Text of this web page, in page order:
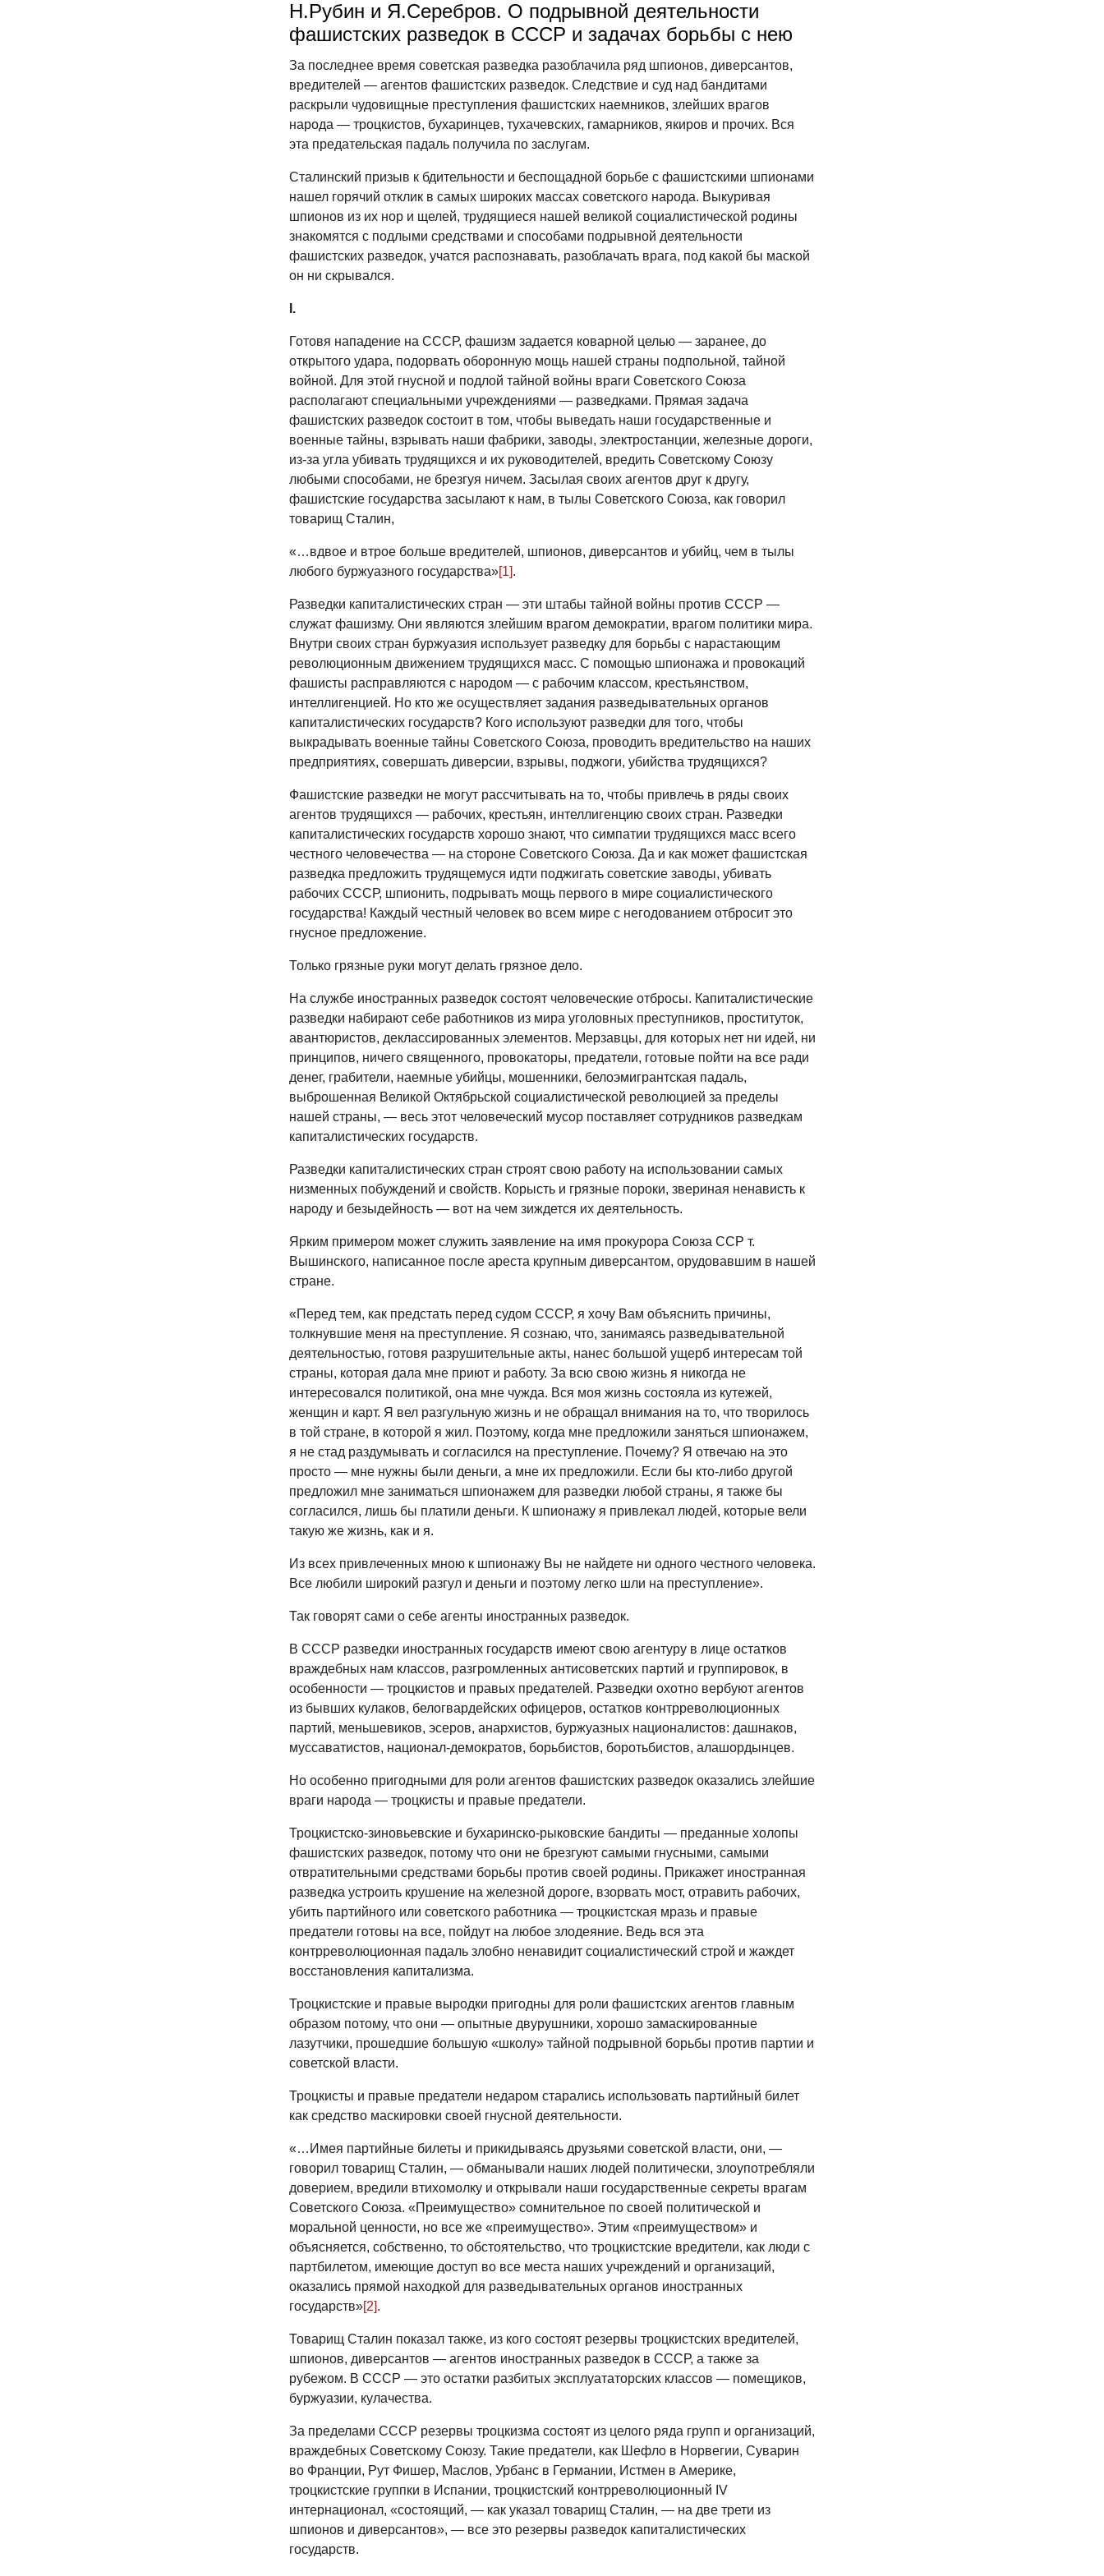
Н.Рубин и Я.Серебров. О подрывной деятельности
фашистских разведок в СССР и задачах борьбы с нею
За последнее время советская разведка разоблачила ряд шпионов, диверсантов,
вредителей — агентов фашистских разведок. Следствие и суд над бандитами
раскрыли чудовищные преступления фашистских наемников, злейших врагов
народа — троцкистов, бухаринцев, тухачевских, гамарников, якиров и прочих. Вся
эта предательская падаль получила по заслугам.
Сталинский призыв к бдительности и беспощадной борьбе с фашистскими шпионами
нашел горячий отклик в самых широких массах советского народа. Выкуривая
шпионов из их нор и щелей, трудящиеся нашей великой социалистической родины
знакомятся с подлыми средствами и способами подрывной деятельности
фашистских разведок, учатся распознавать, разоблачать врага, под какой бы маской
он ни скрывался.
I.
Готовя нападение на СССР, фашизм задается коварной целью — заранее, до
открытого удара, подорвать оборонную мощь нашей страны подпольной, тайной
войной. Для этой гнусной и подлой тайной войны враги Советского Союза
располагают специальными учреждениями — разведками. Прямая задача
фашистских разведок состоит в том, чтобы выведать наши государственные и
военные тайны, взрывать наши фабрики, заводы, электростанции, железные дороги,
из-за угла убивать трудящихся и их руководителей, вредить Советскому Союзу
любыми способами, не брезгуя ничем. Засылая своих агентов друг к другу,
фашистские государства засылают к нам, в тылы Советского Союза, как говорил
товарищ Сталин,
«…вдвое и втрое больше вредителей, шпионов, диверсантов и убийц, чем в тылы
любого буржуазного государства»[1].
Разведки капиталистических стран — эти штабы тайной войны против СССР —
служат фашизму. Они являются злейшим врагом демократии, врагом политики мира.
Внутри своих стран буржуазия использует разведку для борьбы с нарастающим
революционным движением трудящихся масс. С помощью шпионажа и провокаций
фашисты расправляются с народом — с рабочим классом, крестьянством,
интеллигенцией. Но кто же осуществляет задания разведывательных органов
капиталистических государств? Кого используют разведки для того, чтобы
выкрадывать военные тайны Советского Союза, проводить вредительство на наших
предприятиях, совершать диверсии, взрывы, поджоги, убийства трудящихся?
Фашистские разведки не могут рассчитывать на то, чтобы привлечь в ряды своих
агентов трудящихся — рабочих, крестьян, интеллигенцию своих стран. Разведки
капиталистических государств хорошо знают, что симпатии трудящихся масс всего
честного человечества — на стороне Советского Союза. Да и как может фашистская
разведка предложить трудящемуся идти поджигать советские заводы, убивать
рабочих СССР, шпионить, подрывать мощь первого в мире социалистического
государства! Каждый честный человек во всем мире с негодованием отбросит это
гнусное предложение.
Только грязные руки могут делать грязное дело.
На службе иностранных разведок состоят человеческие отбросы. Капиталистические
разведки набирают себе работников из мира уголовных преступников, проституток,
авантюристов, деклассированных элементов. Мерзавцы, для которых нет ни идей, ни
принципов, ничего священного, провокаторы, предатели, готовые пойти на все ради
денег, грабители, наемные убийцы, мошенники, белоэмигрантская падаль,
выброшенная Великой Октябрьской социалистической революцией за пределы
нашей страны, — весь этот человеческий мусор поставляет сотрудников разведкам
капиталистических государств.
Разведки капиталистических стран строят свою работу на использовании самых
низменных побуждений и свойств. Корысть и грязные пороки, звериная ненависть к
народу и безыдейность — вот на чем зиждется их деятельность.
Ярким примером может служить заявление на имя прокурора Союза ССР т.
Вышинского, написанное после ареста крупным диверсантом, орудовавшим в нашей
стране.
«Перед тем, как предстать перед судом СССР, я хочу Вам объяснить причины,
толкнувшие меня на преступление. Я сознаю, что, занимаясь разведывательной
деятельностью, готовя разрушительные акты, нанес большой ущерб интересам той
страны, которая дала мне приют и работу. За всю свою жизнь я никогда не
интересовался политикой, она мне чужда. Вся моя жизнь состояла из кутежей,
женщин и карт. Я вел разгульную жизнь и не обращал внимания на то, что творилось
в той стране, в которой я жил. Поэтому, когда мне предложили заняться шпионажем,
я не стад раздумывать и согласился на преступление. Почему? Я отвечаю на это
просто — мне нужны были деньги, а мне их предложили. Если бы кто-либо другой
предложил мне заниматься шпионажем для разведки любой страны, я также бы
согласился, лишь бы платили деньги. К шпионажу я привлекал людей, которые вели
такую же жизнь, как и я.
Из всех привлеченных мною к шпионажу Вы не найдете ни одного честного человека.
Все любили широкий разгул и деньги и поэтому легко шли на преступление».
Так говорят сами о себе агенты иностранных разведок.
В СССР разведки иностранных государств имеют свою агентуру в лице остатков
враждебных нам классов, разгромленных антисоветских партий и группировок, в
особенности — троцкистов и правых предателей. Разведки охотно вербуют агентов
из бывших кулаков, белогвардейских офицеров, остатков контрреволюционных
партий, меньшевиков, эсеров, анархистов, буржуазных националистов: дашнаков,
муссаватистов, национал-демократов, борьбистов, боротьбистов, алашордынцев.
Но особенно пригодными для роли агентов фашистских разведок оказались злейшие
враги народа — троцкисты и правые предатели.
Троцкистско-зиновьевские и бухаринско-рыковские бандиты — преданные холопы
фашистских разведок, потому что они не брезгуют самыми гнусными, самыми
отвратительными средствами борьбы против своей родины. Прикажет иностранная
разведка устроить крушение на железной дороге, взорвать мост, отравить рабочих,
убить партийного или советского работника — троцкистская мразь и правые
предатели готовы на все, пойдут на любое злодеяние. Ведь вся эта
контрреволюционная падаль злобно ненавидит социалистический строй и жаждет
восстановления капитализма.
Троцкистские и правые выродки пригодны для роли фашистских агентов главным
образом потому, что они — опытные двурушники, хорошо замаскированные
лазутчики, прошедшие большую «школу» тайной подрывной борьбы против партии и
советской власти.
Троцкисты и правые предатели недаром старались использовать партийный билет
как средство маскировки своей гнусной деятельности.
«…Имея партийные билеты и прикидываясь друзьями советской власти, они, —
говорил товарищ Сталин, — обманывали наших людей политически, злоупотребляли
доверием, вредили втихомолку и открывали наши государственные секреты врагам
Советского Союза. «Преимущество» сомнительное по своей политической и
моральной ценности, но все же «преимущество». Этим «преимуществом» и
объясняется, собственно, то обстоятельство, что троцкистские вредители, как люди с
партбилетом, имеющие доступ во все места наших учреждений и организаций,
оказались прямой находкой для разведывательных органов иностранных
государств»[2].
Товарищ Сталин показал также, из кого состоят резервы троцкистских вредителей,
шпионов, диверсантов — агентов иностранных разведок в СССР, а также за
рубежом. В СССР — это остатки разбитых эксплуататорских классов — помещиков,
буржуазии, кулачества.
За пределами СССР резервы троцкизма состоят из целого ряда групп и организаций,
враждебных Советскому Союзу. Такие предатели, как Шефло в Норвегии, Суварин
во Франции, Рут Фишер, Маслов, Урбанс в Германии, Истмен в Америке,
троцкистские группки в Испании, троцкистский контрреволюционный IV
интернационал, «состоящий, — как указал товарищ Сталин, — на две трети из
шпионов и диверсантов», — все это резервы разведок капиталистических
государств.